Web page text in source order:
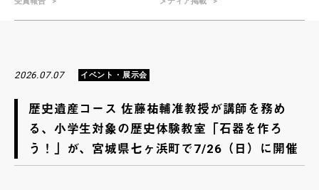
2026.07.07 イベント・展示会
歴史遺産コース 佐藤祐輔准教授が講師を務め
る、小学生対象の歴史体験教室「石器を作ろ
う！」が、宮城県七ヶ浜町で7/26（日）に開催